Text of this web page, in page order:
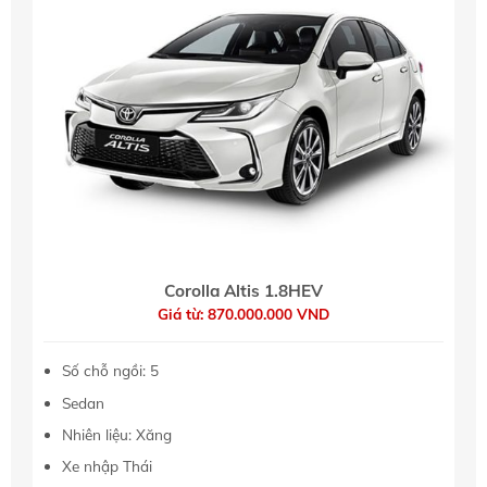
Corolla Altis 1.8HEV
Giá từ: 870.000.000 VND
Số chỗ ngồi: 5
Sedan
Nhiên liệu: Xăng
Xe nhập Thái